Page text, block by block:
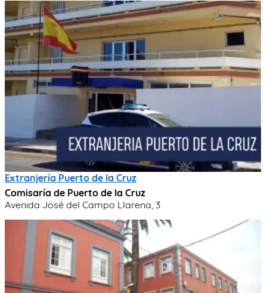
Extranjería Puerto de la Cruz
Comisaría de Puerto de la Cruz
Avenida José del Campo Llarena, 3